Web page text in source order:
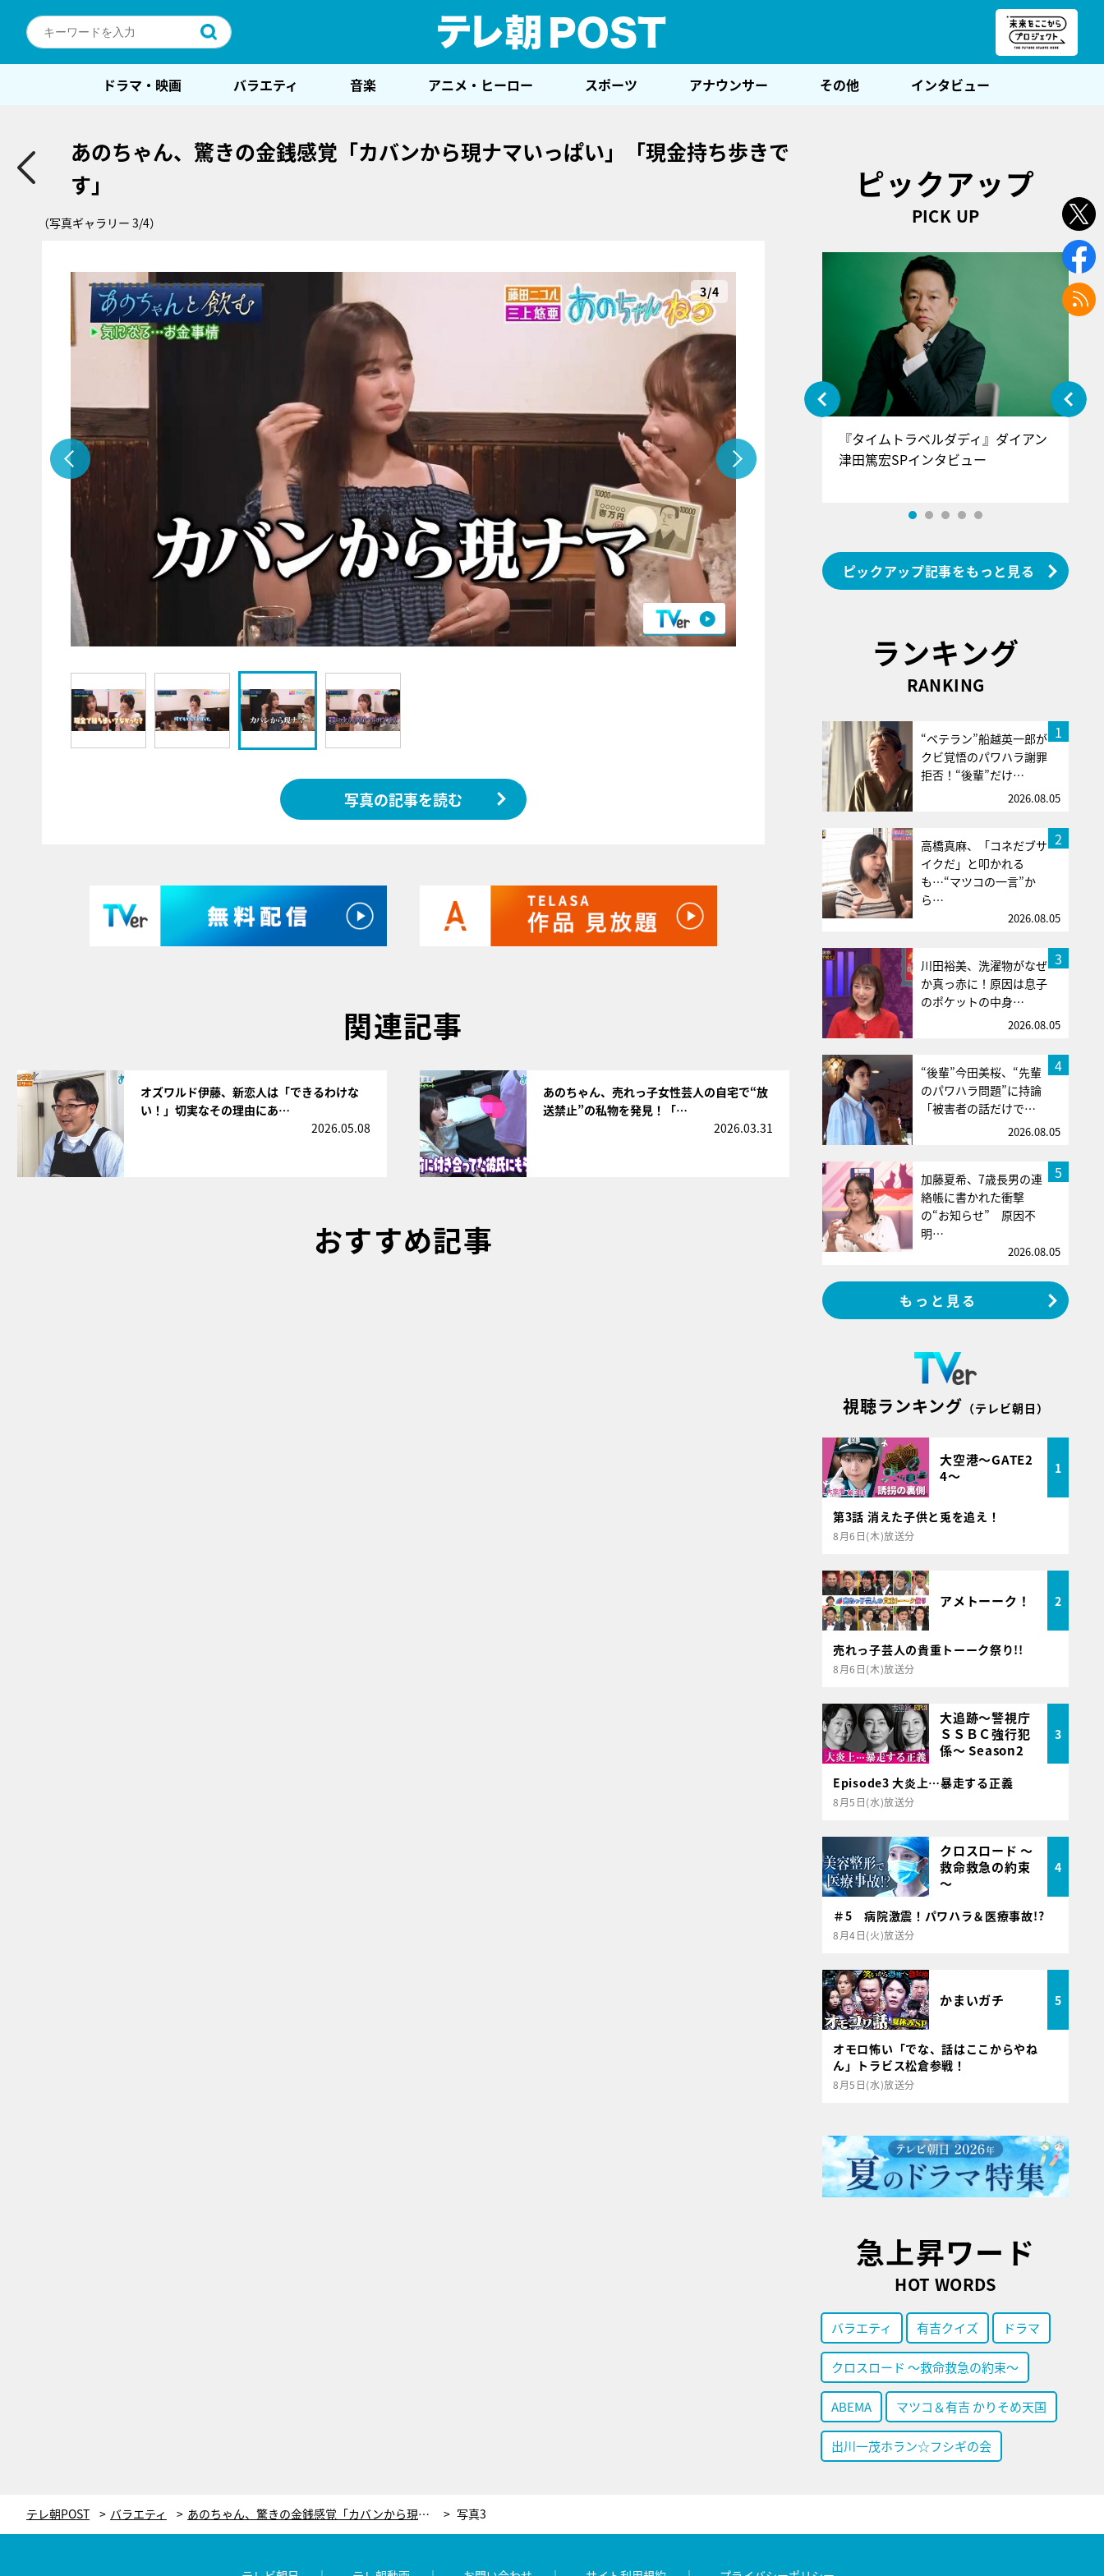
ドラマ・映画 バラエティ 音楽 アニメ・ヒーロー スポーツ アナウンサー その他 インタビュー
あのちゃん、驚きの金銭感覚「カバンから現ナマいっぱい」「現金持ち歩きで
す」
（写真ギャラリー 3/4）
3/4
写真の記事を読む
関連記事
オズワルド伊藤、新恋人は「できるわけな
い！」切実なその理由にあ…
2026.05.08
あのちゃん、売れっ子女性芸人の自宅で“放
送禁止”の私物を発見！「…
2026.03.31
おすすめ記事
ピックアップ
PICK UP
『アイ＝ラブ！げーみんぐ』＝LOV
E齋藤樹愛羅＆佐々木舞香SPインタ
ビュー
『タイムトラベルダディ』ダイアン
津田篤宏SPインタビュー
ピックアップ記事をもっと見る
ランキング
RANKING
1
“ベテラン”船越英一郎が
クビ覚悟のパワハラ謝罪
拒否！“後輩”だけ…
2026.08.05
2
高橋真麻、「コネだブサ
イクだ」と叩かれる
も…“マツコの一言”か
ら…
2026.08.05
3
川田裕美、洗濯物がなぜ
か真っ赤に！原因は息子
のポケットの中身…
2026.08.05
4
“後輩”今田美桜、“先輩
のパワハラ問題”に持論
「被害者の話だけで…
2026.08.05
5
加藤夏希、7歳長男の連
絡帳に書かれた衝撃
の“お知らせ” 原因不
明…
2026.08.05
もっと見る
視聴ランキング （テレビ朝日）
大空港～GATE2
4～
1
第3話 消えた子供と兎を追え！
8月6日(木)放送分
アメトーーク！ 2
売れっ子芸人の貴重トーーク祭り!!
8月6日(木)放送分
大追跡～警視庁
ＳＳＢＣ強行犯
係～ Season2
3
Episode3 大炎上…暴走する正義
8月5日(水)放送分
クロスロード ～
救命救急の約束
～
4
＃5 病院激震！パワハラ＆医療事故!?
8月4日(火)放送分
かまいガチ 5
オモロ怖い「でな、話はここからやね
ん」トラビス松倉参戦！
8月5日(水)放送分
急上昇ワード
HOT WORDS
バラエティ 有吉クイズ ドラマ
クロスロード ～救命救急の約束～
ABEMA マツコ＆有吉 かりそめ天国
出川一茂ホラン☆フシギの会
テレ朝POST バラエティ あのちゃん、驚きの金銭感覚「カバンから現ナマいっぱい」「現金持ち歩きです」 写真3